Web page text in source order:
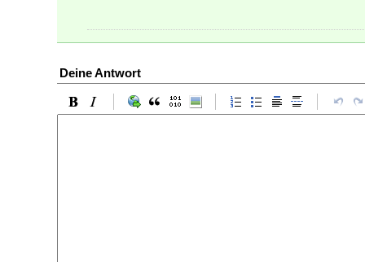
Deine Antwort